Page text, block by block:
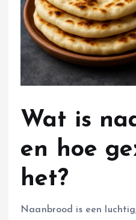
Wat is
en hoe
het?
Naanbrood is een